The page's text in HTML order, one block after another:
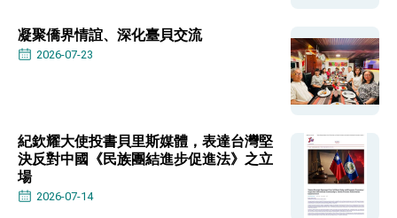
我國政府將在美國亞利桑納州設立「駐鳳凰城辦
凝聚僑界情誼、深化臺貝交流
2026-07-23
紀欽耀大使投書貝里斯媒體，表達台灣堅
決反對中國《民族團結進步促進法》之立
場
2026-07-14